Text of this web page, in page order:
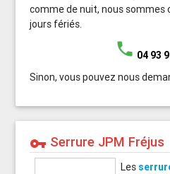
comme de nuit, nous sommes
jours fériés.
phone 04 93
Sinon, vous pouvez nous
vpn_key Serrure JPM Fréjus
Les